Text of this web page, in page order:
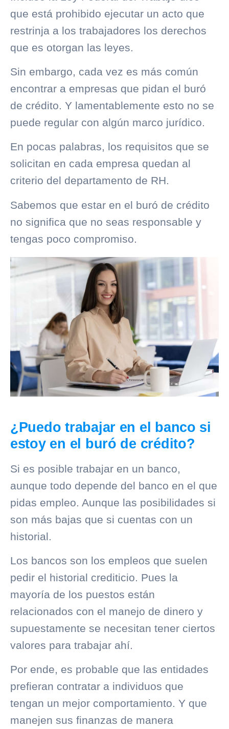
que está prohibido ejecutar un acto que
restrinja a los trabajadores los derechos
que es otorgan las leyes.
Sin embargo, cada vez es más común
encontrar a empresas que pidan el buró
de crédito. Y lamentablemente esto no se
puede regular con algún marco jurídico.
En pocas palabras, los requisitos que se
solicitan en cada empresa quedan al
criterio del departamento de RH.
Sabemos que estar en el buró de crédito
no significa que no seas responsable y
tengas poco compromiso.
¿Puedo trabajar en el banco si
estoy en el buró de crédito?
Si es posible trabajar en un banco,
aunque todo depende del banco en el que
pidas empleo. Aunque las posibilidades si
son más bajas que si cuentas con un
historial.
Los bancos son los empleos que suelen
pedir el historial crediticio. Pues la
mayoría de los puestos están
relacionados con el manejo de dinero y
supuestamente se necesitan tener ciertos
valores para trabajar ahí.
Por ende, es probable que las entidades
prefieran contratar a individuos que
tengan un mejor comportamiento. Y que
manejen sus finanzas de manera